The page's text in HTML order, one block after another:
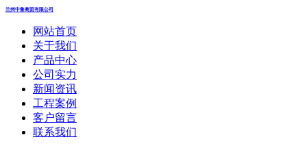
兰州中鲁商贸有限公司
网站首页
关于我们
产品中心
公司实力
新闻资讯
工程案例
客户留言
联系我们